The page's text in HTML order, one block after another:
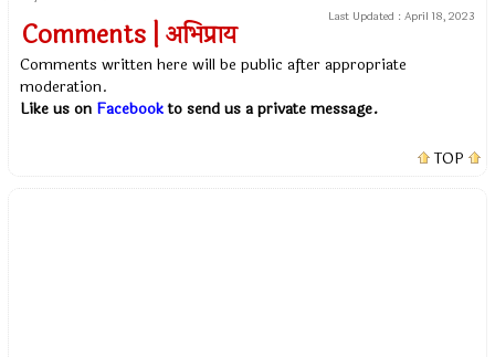
Last Updated : April 18, 2023
Comments | अभिप्राय
Comments written here will be public after appropriate
moderation.
Like us on Facebookto send us a private message.
TOP